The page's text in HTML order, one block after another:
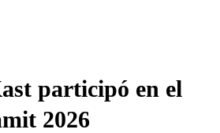
participó en el
2026